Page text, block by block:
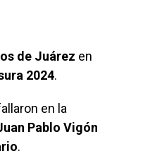
de Juárez en
2024.
en la
Pablo Vigón
.